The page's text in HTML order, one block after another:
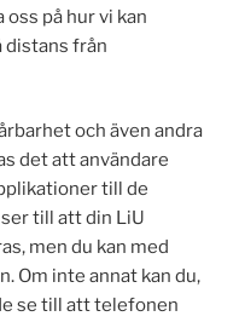
på hur vi kan
distans från
och även andra
det att användare
till de
till att din LiU
men du kan med
Om inte annat kan du,
se till att telefonen